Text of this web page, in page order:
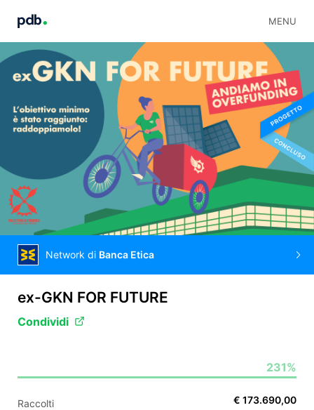
MENU
Network di Banca Etica
ex-GKN FOR FUTURE
Condividi
231%
Raccolti € 173.690,00